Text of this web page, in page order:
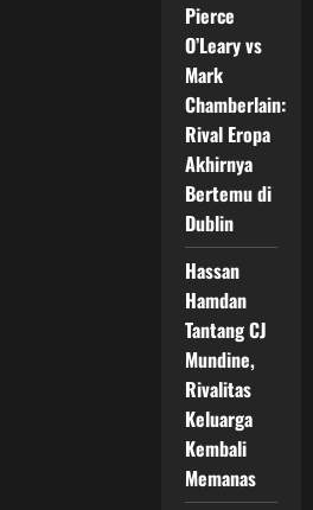
Pierce
O’Leary vs
Mark
Chamberlain:
Rival Eropa
Akhirnya
Bertemu di
Dublin
Hassan
Hamdan
Tantang CJ
Mundine,
Rivalitas
Keluarga
Kembali
Memanas